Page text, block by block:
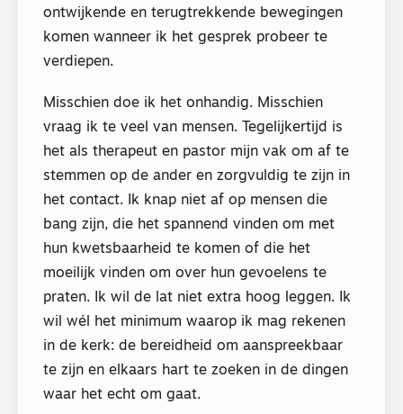
ontwijkende en terugtrekkende bewegingen
komen wanneer ik het gesprek probeer te
verdiepen.
Misschien doe ik het onhandig. Misschien
vraag ik te veel van mensen. Tegelijkertijd is
het als therapeut en pastor mijn vak om af te
stemmen op de ander en zorgvuldig te zijn in
het contact. Ik knap niet af op mensen die
bang zijn, die het spannend vinden om met
hun kwetsbaarheid te komen of die het
moeilijk vinden om over hun gevoelens te
praten. Ik wil de lat niet extra hoog leggen. Ik
wil wél het minimum waarop ik mag rekenen
in de kerk: de bereidheid om aanspreekbaar
te zijn en elkaars hart te zoeken in de dingen
waar het echt om gaat.